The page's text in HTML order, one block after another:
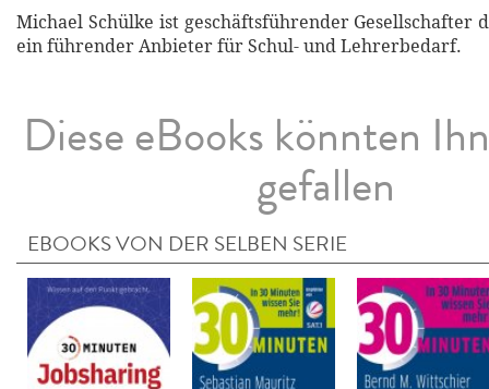
Michael Schülke ist geschäftsführender Gesellschafter
ein führender Anbieter für Schul- und Lehrerbedarf.
Diese eBooks könnten
gefallen
EBOOKS VON DER SELBEN SERIE